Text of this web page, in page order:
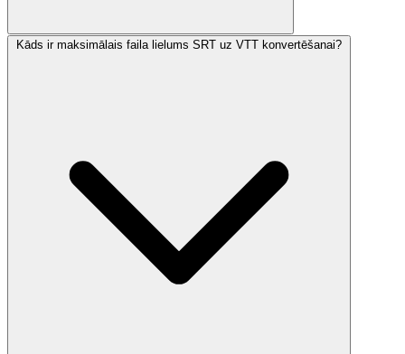
Kāds ir maksimālais faila lielums SRT uz VTT konvertēšanai?